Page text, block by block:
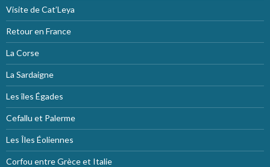
Visite de Cat’Leya
Retour en France
La Corse
La Sardaigne
Les îles Égades
Cefallu et Palerme
Les Îles Éoliennes
Corfou entre Grèce et Italie